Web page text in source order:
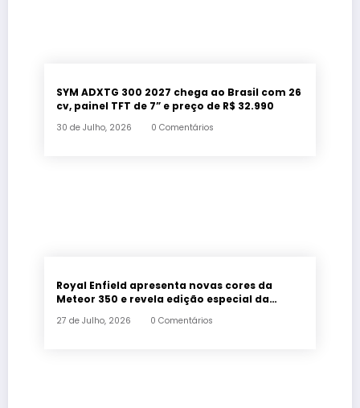
SYM ADXTG 300 2027 chega ao Brasil com 26
cv, painel TFT de 7” e preço de R$ 32.990
30 de Julho, 2026 0 Comentários
Royal Enfield apresenta novas cores da
Meteor 350 e revela edição especial da
27 de Julho, 2026 0 Comentários